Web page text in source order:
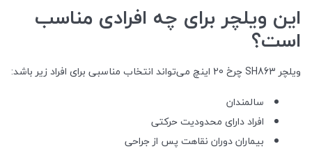
این ویلچر برای چه افرادی مناسب
است؟
ویلچر SH863 چرخ 20 اینچ می‌تواند انتخاب مناسبی برای افراد زیر باشد:
سالمندان
افراد دارای محدودیت حرکتی
بیماران دوران نقاهت پس از جراحی